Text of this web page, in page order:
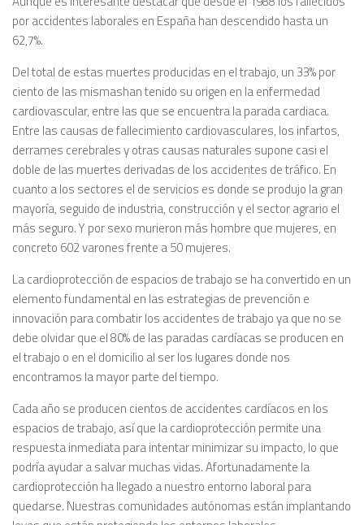
por accidentes laborales en España han descendido hasta un
62,7%.
Del total de estas muertes producidas en el trabajo, un 33% por
ciento de las mismashan tenido su origen en la enfermedad
cardiovascular, entre las que se encuentra la parada cardiaca.
Entre las causas de fallecimiento cardiovasculares, los infartos,
derrames cerebrales y otras causas naturales supone casi el
doble de las muertes derivadas de los accidentes de tráfico. En
cuanto a los sectores el de servicios es donde se produjo la gran
mayoría, seguido de industria, construcción y el sector agrario el
más seguro. Y por sexo murieron más hombre que mujeres, en
concreto 602 varones frente a 50 mujeres.
La cardioprotección de espacios de trabajo se ha convertido en un
elemento fundamental en las estrategias de prevención e
innovación para combatir los accidentes de trabajo ya que no se
debe olvidar que el 80% de las paradas cardíacas se producen en
el trabajo o en el domicilio al ser los lugares donde nos
encontramos la mayor parte del tiempo.
Cada año se producen cientos de accidentes cardíacos en los
espacios de trabajo, así que la cardioprotección permite una
respuesta inmediata para intentar minimizar su impacto, lo que
podría ayudar a salvar muchas vidas. Afortunadamente la
cardioprotección ha llegado a nuestro entorno laboral para
quedarse. Nuestras comunidades autónomas están implantando